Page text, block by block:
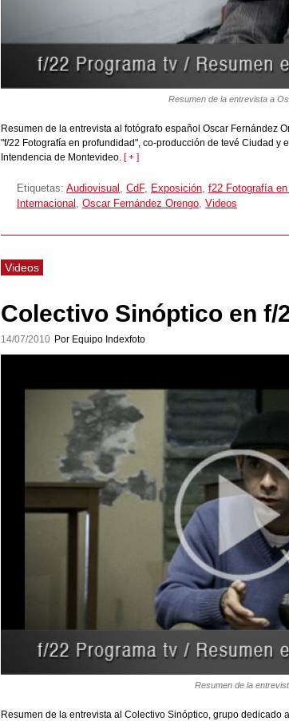
Resumen de la entrevista a
Resumen de la entrevista al fotógrafo español Oscar Fernández
"f/22 Fotografía en profundidad", co-producción de tevé Ciudad y
Intendencia de Montevideo. [ + ]
Etiquetas: Audiovisual , CdF, Exposición, f22 Fotografía
Internacional , Oscar Fernández Orengo, Videos
Videos
Colectivo Sinóptico en f/
14/07/2010 Por Equipo Indexfoto
Resumen de la
Resumen de la entrevista al Colectivo Sinóptico, grupo dedicado